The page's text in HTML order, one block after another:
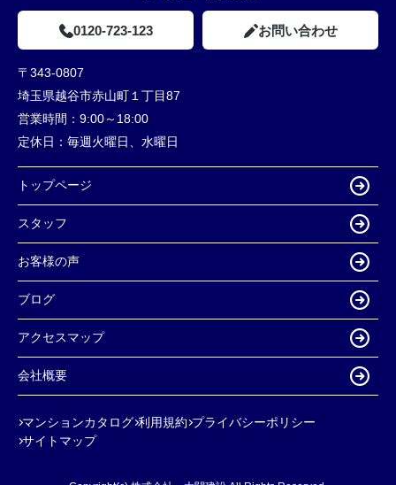
0120-723-123 お問い合わせ
〒343-0807
埼玉県越谷市赤山町１丁目87
営業時間： 9:00～18:00
定休日： 毎週火曜日、水曜日
トップページ
スタッフ
お客様の声
ブログ
アクセスマップ
会社概要
マンションカタログ 利用規約 プライバシーポリシー
サイトマップ